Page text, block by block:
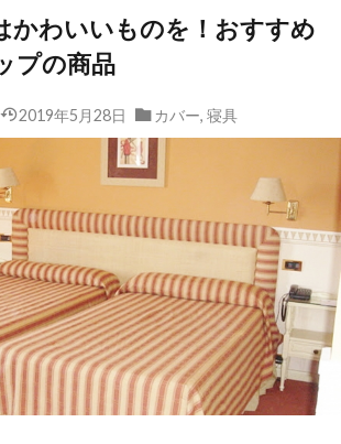
かわいいものを！おすすめ
プの商品
2019年5月28日 カバー, 寝具